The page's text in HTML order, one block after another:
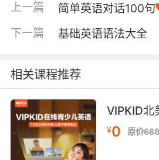
非纠结语法规则。 如何选择
句？ 选择时需考虑孩子的年
生活场景。 •对于3-6岁幼儿
your name?” “My name is
are you?” “I’m [年龄] years
学生，可加入日常活动相关
兴趣爱好：“What did you
“I played with my
favorite subject?” “I like
上一篇 简单英语对话100句
下一篇 基础英语语法大全
相关课程推荐
VIPKID北
¥0 原价